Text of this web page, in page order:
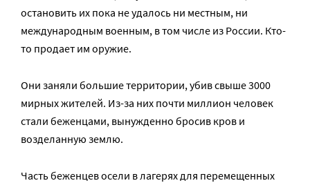
остановить их пока не удалось ни местным, ни
международным военным, в том числе из России. Кто-
то продает им оружие.
Они заняли большие территории, убив свыше 3000
мирных жителей. Из-за них почти миллион человек
стали беженцами, вынужденно бросив кров и
возделанную землю.
Часть беженцев осели в лагерях для перемещенных